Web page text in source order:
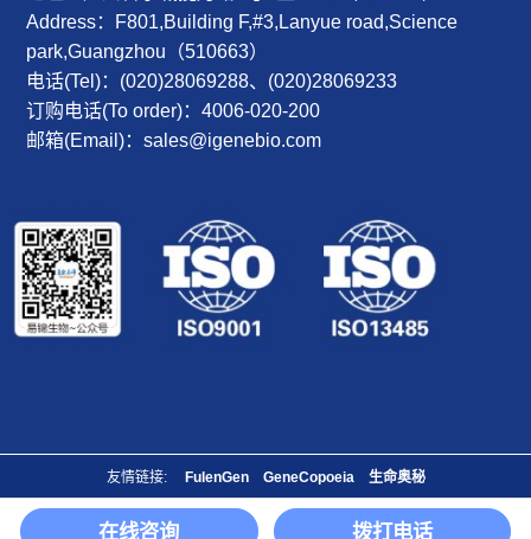
Address：F801,Building F,#3,Lanyue road,Science
park,Guangzhou（510663）
电话(Tel)：(020)28069288、(020)28069233
订购电话(To order)：4006-020-200
邮箱(Email)：sales@igenebio.com
友情链接: FulenGen GeneCopoeia
生命奥秘
Copyright© 2014-2026 iGene Biotechnology Co., Ltd. All Rights Reserved.
在线咨询 拨打电话